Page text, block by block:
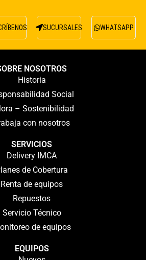
SUCURSALES WHATSAPP
NOSOTROS
Historia
Social
– Sostenibilidad
con nosotros
SERVICIOS
Delivery IMCA
de Cobertura
Renta de equipos
Repuestos
Servicio Técnico
de equipos
EQUIPOS